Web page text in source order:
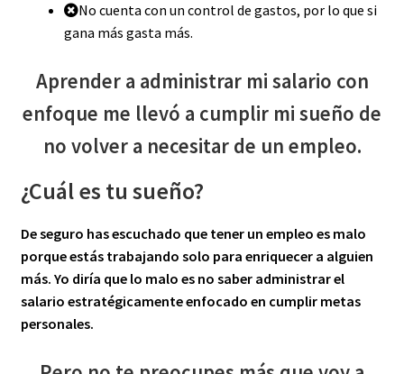
No cuenta con un control de gastos, por lo que si
gana más gasta más.
Aprender a administrar mi salario con
enfoque me llevó a cumplir mi sueño de
no volver a necesitar de un empleo.
¿Cuál es tu sueño?
De seguro has escuchado que tener un empleo es malo
porque estás trabajando solo para enriquecer a alguien
más. Yo diría que lo malo es no saber administrar el
salario estratégicamente enfocado en cumplir metas
personales.